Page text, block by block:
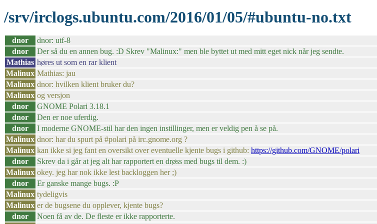
/srv/irclogs.ubuntu.com/2016/01/05/#ubuntu-no.txt
dnor dnor: utf-8
dnor
Der så du en annen bug. :D Skrev "Malinux:" men ble byttet ut med mitt eget nick når jeg sendte.
Mathias høres ut som en rar klient
Malinux Mathias: jau
Malinux dnor: hvilken klient bruker du?
Malinux og versjon
dnor
GNOME Polari 3.18.1
dnor
Den er noe uferdig.
dnor
I moderne GNOME-stil har den ingen instillinger, men er veldig pen å se på.
Malinux dnor: har du spurt på #polari på irc.gnome.org ?
Malinux kan ikke si jeg fant en oversikt over eventuelle kjente bugs i github: https://github.com/GNOME/polari
dnor
Skrev da i går at jeg alt har rapportert en drøss med bugs til dem. :)
Malinux okey. jeg har nok ikke lest backloggen her ;)
dnor
Er ganske mange bugs. :P
Malinux tydeligvis
Malinux er de bugsene du opplever, kjente bugs?
dnor
Noen få av de. De fleste er ikke rapporterte.